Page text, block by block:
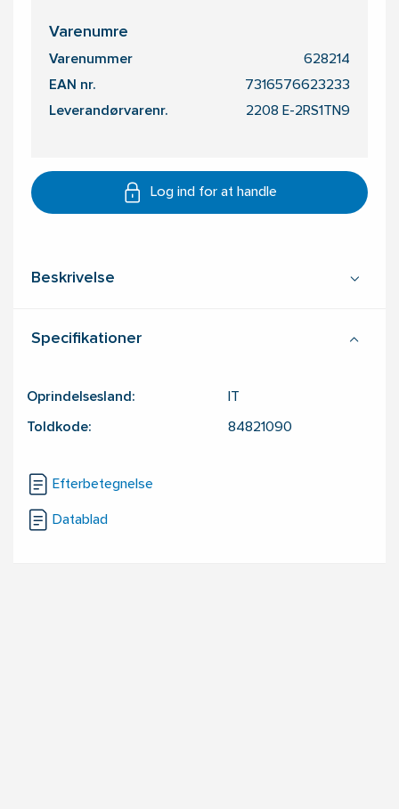
Varenumre
Varenummer 628214
EAN nr. 7316576623233
Leverandørvarenr. 2208 E-2RS1TN9
Log ind for at handle
Beskrivelse
Specifikationer
Oprindelsesland:
Toldkode: 84821090
Efterbetegnelse
Datablad